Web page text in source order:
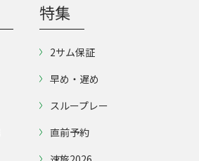
特集
2サム保証
早め・遅め
スループレー
直前予約